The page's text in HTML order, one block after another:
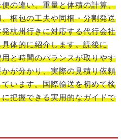
の違い、重量と体積の計算、
梱包の工夫や同梱・分割発送
杭州行きに対応する代行会社
体的に紹介します。読後に
と時間のバランスが取りやす
が分かり、実際の見積り依頼
います。国際輸送を初めて検
把握できる実用的なガイドで